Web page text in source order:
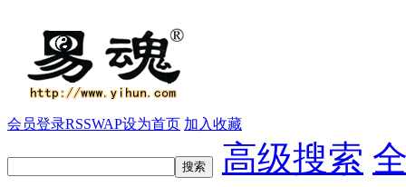
会员登录RSSWAP设为首页 加入收藏
高级搜索